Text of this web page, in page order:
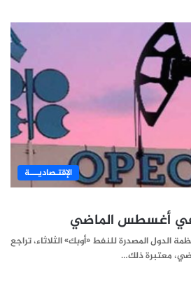
اﻹقتـصاديـــة
في أغسطس الماضي
الدول المصدرة للنفط «أوبك» الثلاثاء، تراجع
معتبرة ذلك…